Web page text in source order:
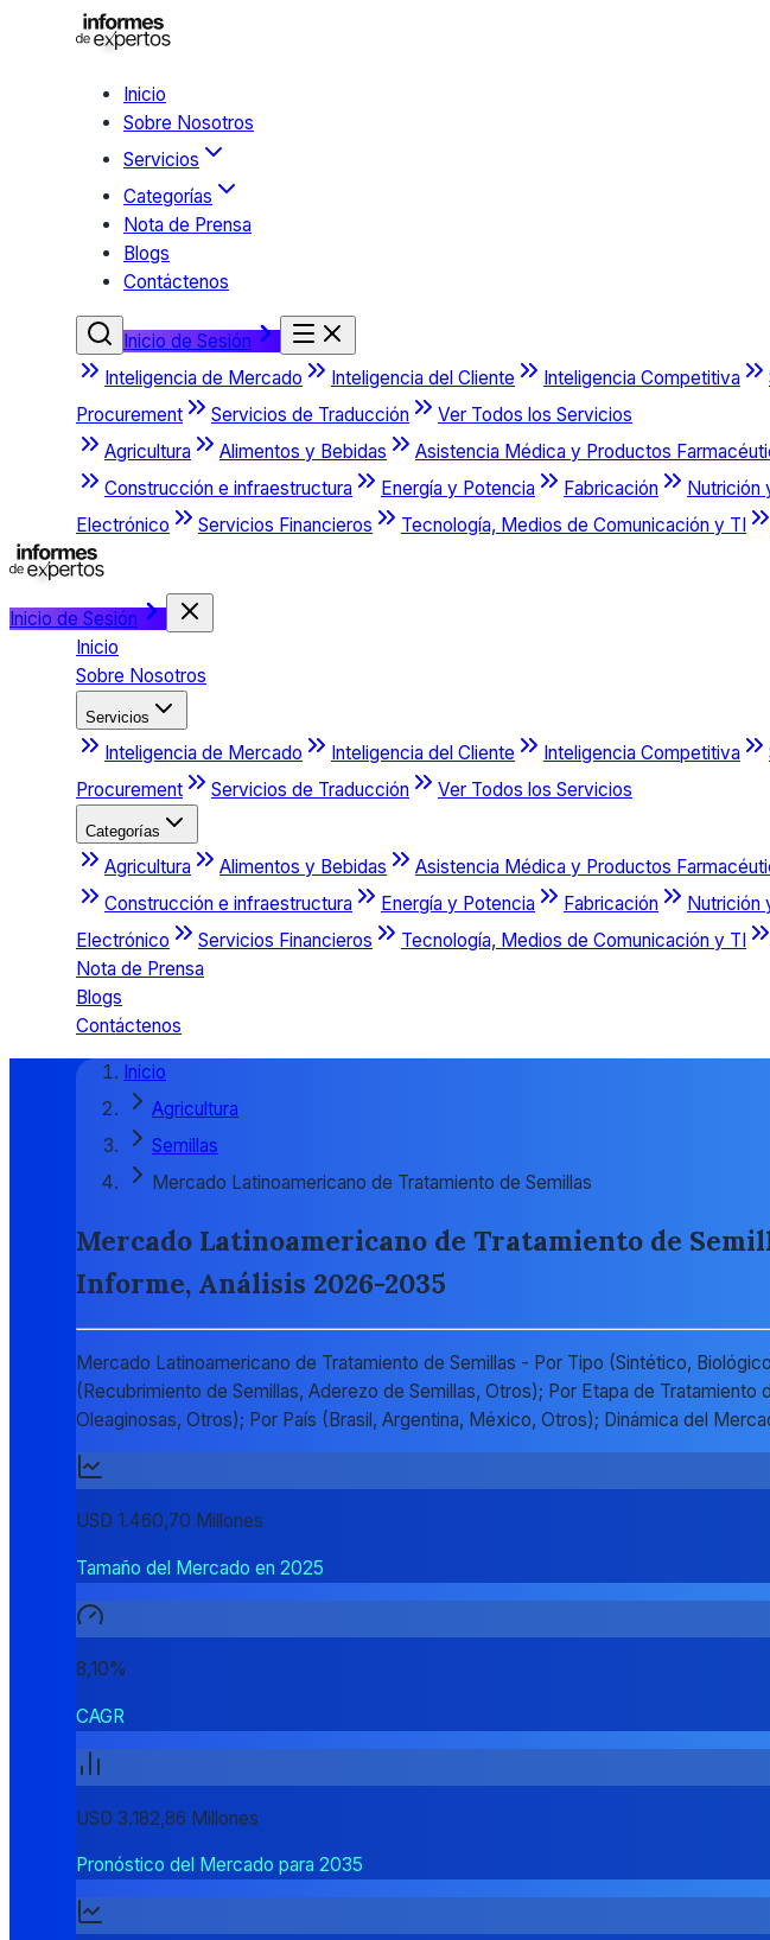
Inicio
Sobre Nosotros
Servicios
Categorías
Nota de Prensa
Blogs
Contáctenos
Inicio de Sesión
Inteligencia de Mercado
Inteligencia del Cliente Inteligencia Competitiva
Procurement
Servicios de Traducción
Ver Todos los Servicios
Agricultura
Alimentos y Bebidas Asistencia Médica y Productos
Construcción e infraestructura
Energía y Potencia Fabricación Nutrición
Electrónico
Servicios Financieros Tecnología, Medios de Comunicación y TI
Inicio de Sesión
Inicio
Sobre Nosotros
Servicios
Inteligencia de Mercado Inteligencia del Cliente Inteligencia Competitiva
Procurement
Servicios de Traducción Ver Todos los Servicios
Categorías
Agricultura Alimentos y Bebidas Asistencia Médica y Productos
Construcción e infraestructura
Energía y Potencia Fabricación Nutrición
Electrónico
Servicios Financieros Tecnología, Medios de Comunicación y TI
Nota de Prensa
Blogs
Contáctenos
Inicio
Agricultura
Semillas
Mercado Latinoamericano de Tratamiento de Semillas
Mercado Latinoamericano de Tratamiento de
Informe, Análisis 2026-2035
Mercado Latinoamericano de Tratamiento de Semillas - Por Tipo (Sintético,
(Recubrimiento de Semillas, Aderezo de Semillas, Otros); Por Etapa de Tratamiento
Oleaginosas, Otros); Por País (Brasil, Argentina, México, Otros); Dinámica del
USD 1.460,70 Millones
Tamaño del Mercado en 2025
8,10%
CAGR
USD 3.182,86 Millones
Pronóstico del Mercado para 2035